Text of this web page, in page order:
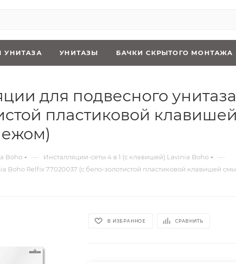
УНИТАЗА УНИТАЗЫ БАЧКИ СКРЫТОГО МОНТАЖА
для подвесного
пластиковой
Boho — Инсталляции-сеты 4 в 1 (с клавишей) Lavinia Boho —
Boho Relfix 77020037 (с бело-золотистой пластиковой клавишей
В ИЗБРАННОЕ СРАВНИТЬ